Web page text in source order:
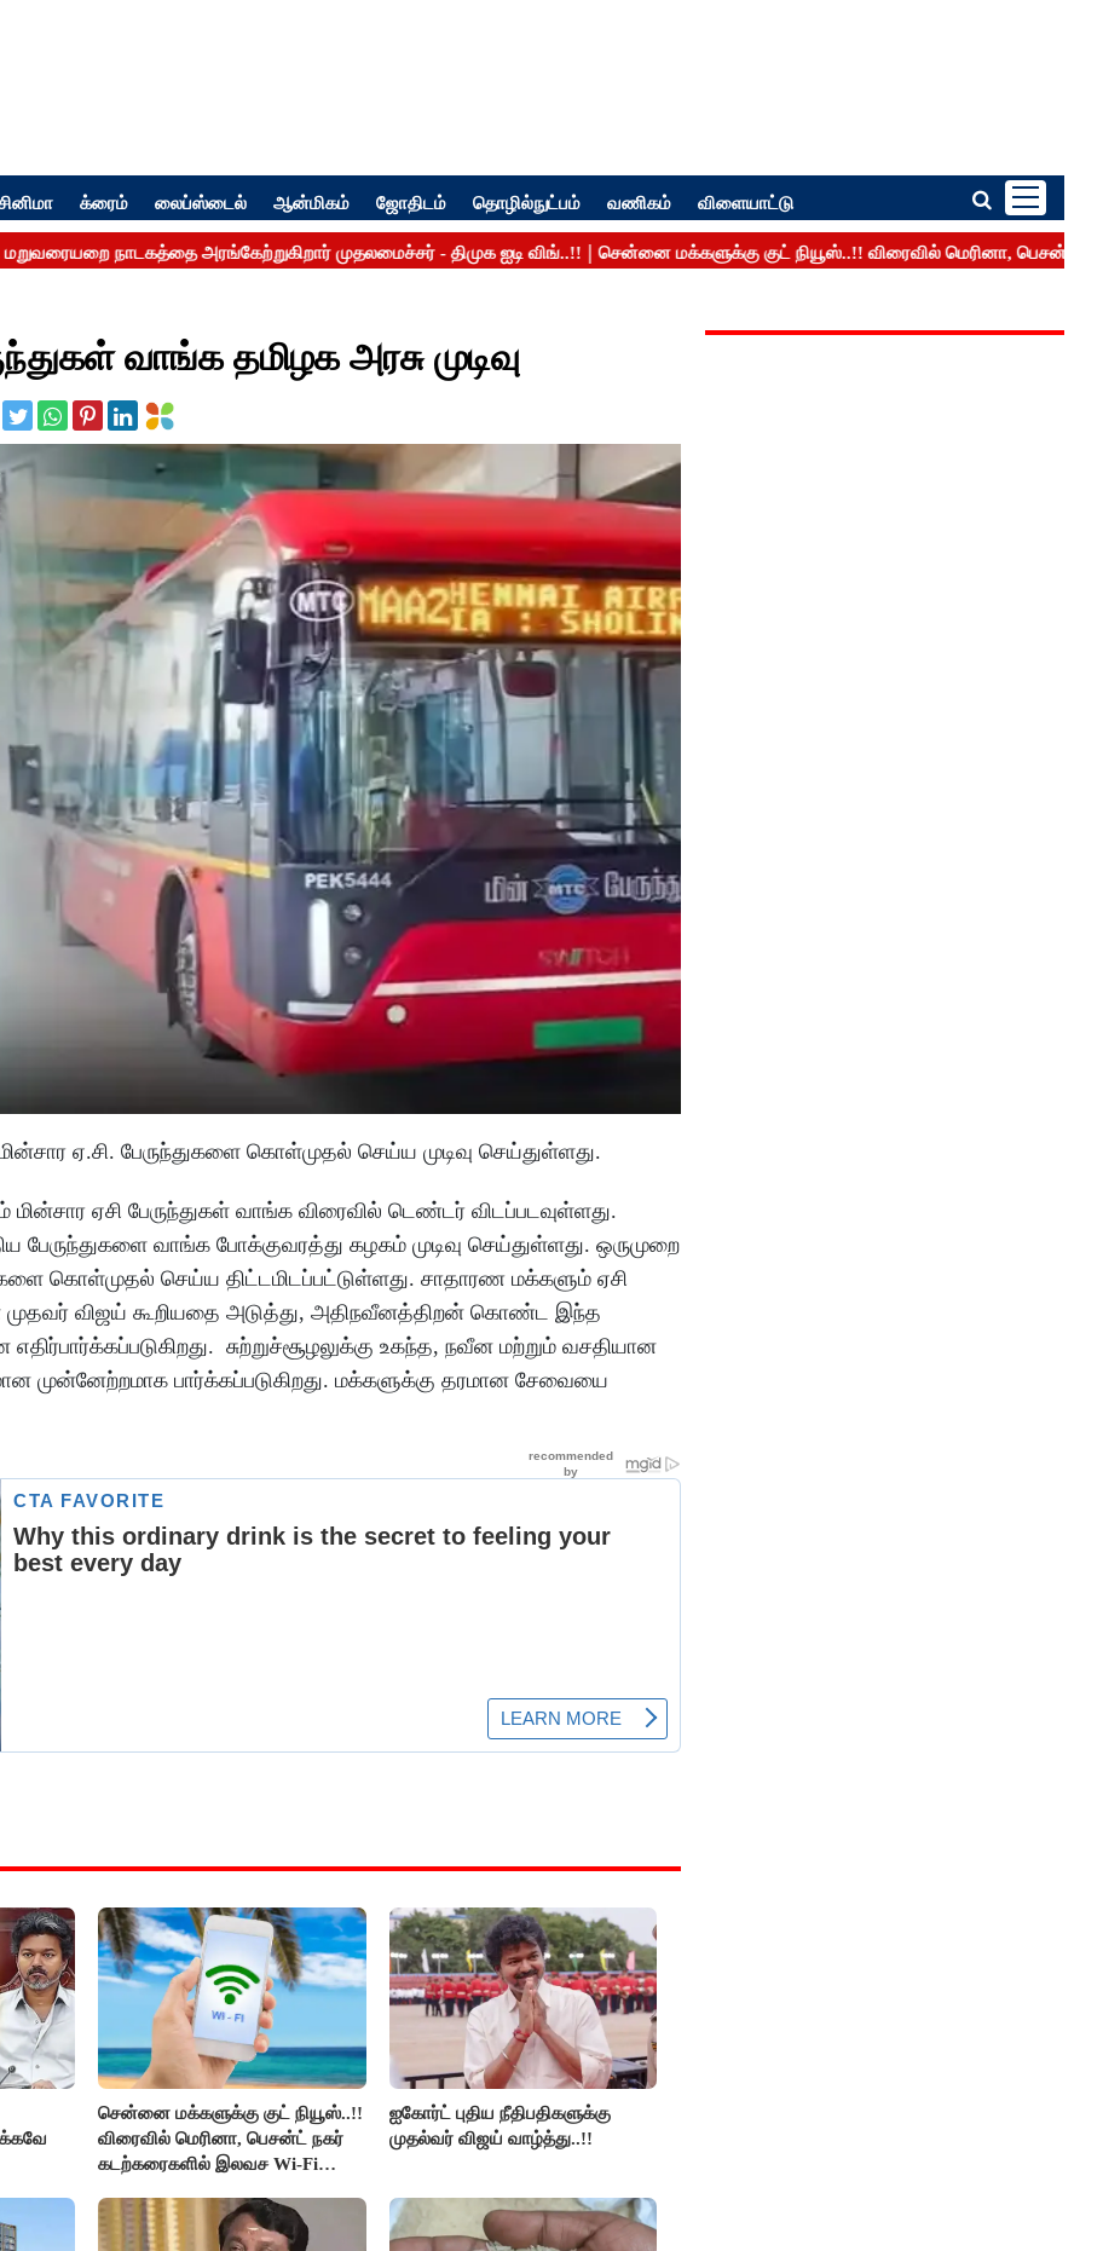
க்ரைம் லைப்ஸ்டைல் ஆன்மிகம் ஜோதிடம் தொழில்நுட்பம் வணிகம் விளையாட்டு
வாங்க தமிழக அரசு முடிவு
ஏ.சி. பேருந்துகளை கொள்முதல் செய்ய முடிவு செய்துள்ளது.
மின்சார ஏசி பேருந்துகள் வாங்க விரைவில் டெண்டர் விடப்படவுள்ளது.
பேருந்துகளை வாங்க போக்குவரத்து கழகம் முடிவு செய்துள்ளது. ஒருமுறை
கொள்முதல் செய்ய திட்டமிடப்பட்டுள்ளது. சாதாரண மக்களும் ஏசி
முதவர் விஜய் கூறியதை அடுத்து, அதிநவீனத்திறன் கொண்ட இந்த
சுற்றுச்சூழலுக்கு உகந்த, நவீன மற்றும் வசதியான
முன்னேற்றமாக பார்க்கப்படுகிறது. மக்களுக்கு தரமான சேவையை
சென்னை மக்களுக்கு குட் நியூஸ்..!!
விரைவில் மெரினா, பெசன்ட் நகர்
கடற்கரைகளில் இலவச Wi-Fi
ஐகோர்ட் புதிய நீதிபதிகளுக்கு
முதல்வர் விஜய் வாழ்த்து..!!